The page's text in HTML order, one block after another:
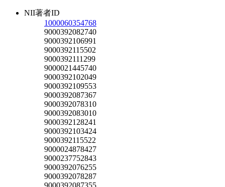
NII著者ID
1000060354768
9000392082740
9000392106991
9000392115502
9000392111299
9000021445740
9000392102049
9000392109553
9000392087367
9000392078310
9000392083010
9000392128241
9000392103424
9000392115522
9000024878427
9000237752843
9000392076255
9000392078287
9000392087355